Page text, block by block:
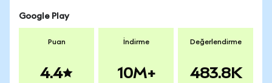
Google Play
Puan
4.4
İndirme
10M+
Değerlendirme
483.8K